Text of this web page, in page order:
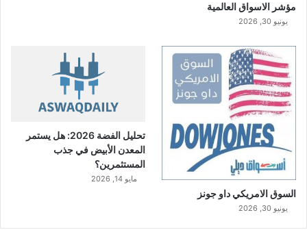
مؤشر الاسواق العالمية
يونيو 30, 2026
السوق الامريكي داو جونز
يونيو 30, 2026
تحليل الفضة 2026: هل يستمر
المعدن الأبيض في جذب
المستثمرين؟
مايو 14, 2026